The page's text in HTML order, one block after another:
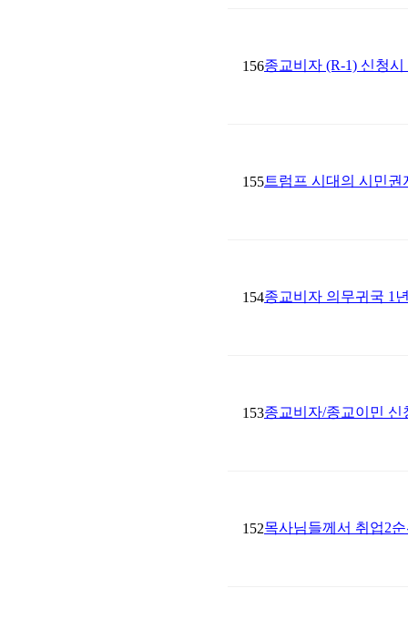
156종교비자 (R-1) 신청
155트럼프 시대의 시민
154종교비자 의무귀국 1
153종교비자/종교이민 신
152목사님들께서 취업2